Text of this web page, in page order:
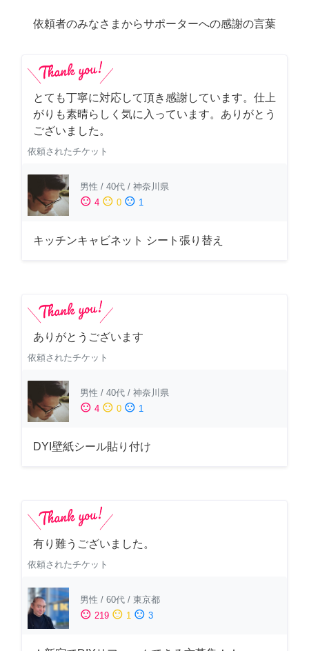
依頼者のみなさまからサポーターへの感謝の言葉
とても丁寧に対応して頂き感謝しています。仕上
がりも素晴らしく気に入っています。ありがとう
ございました。
依頼されたチケット
男性 / 40代 / 神奈川県
sentiment_satisfied 4 sentiment_neutral 0 sentiment_dissatisfied 1
キッチンキャビネット シート張り替え
ありがとうございます
依頼されたチケット
男性 / 40代 / 神奈川県
sentiment_satisfied 4 sentiment_neutral 0 sentiment_dissatisfied 1
DYI壁紙シール貼り付け
有り難うございました。
依頼されたチケット
男性 / 60代 / 東京都
sentiment_satisfied 219 sentiment_neutral 1 sentiment_dissatisfied 3